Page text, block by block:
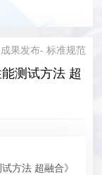
成果发布- 标准规范
测试方法 超
方法 超融合》